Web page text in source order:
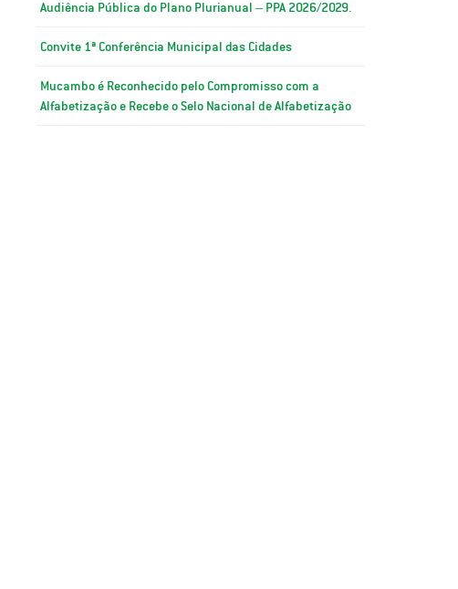
Audiência Pública do Plano Plurianual – PPA 2026/2029.
Convite 1ª Conferência Municipal das Cidades
Mucambo é Reconhecido pelo Compromisso com a
Alfabetização e Recebe o Selo Nacional de Alfabetização